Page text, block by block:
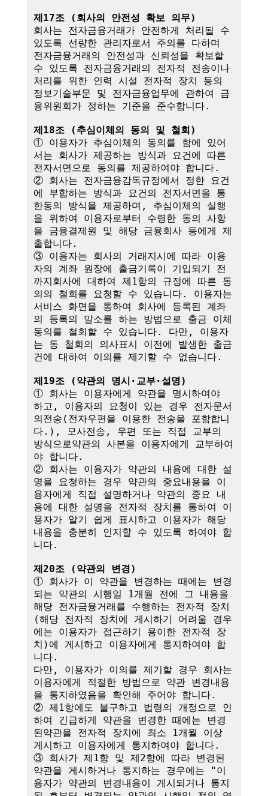
제17조 (회사의 안전성 확보 의무)
회사는 전자금융거래가 안전하게 처리될 수
있도록 선량한 관리자로서 주의를 다하며
전자금융거래의 안전성과 신뢰성을 확보할
수 있도록 전자금융거래의 전자적 전송이나
처리를 위한 인력 시설 전자적 장치 등의
정보기술부문 및 전자금융업무에 관하여 금
융위원회가 정하는 기준을 준수합니다.
제18조 (추심이체의 동의 및 철회)
① 이용자가 추심이체의 동의를 함에 있어
서는 회사가 제공하는 방식과 요건에 따른
전자서면으로 동의를 제공하여야 합니다.
② 회사는 전자금융감독규정에서 정한 요건
에 부합하는 방식과 요건의 전자서면을 통
한동의 방식을 제공하며, 추심이체의 실행
을 위하여 이용자로부터 수령한 동의 사항
을 금융결제원 및 해당 금융회사 등에게 제
출합니다.
③ 이용자는 회사의 거래지시에 따라 이용
자의 계좌 원장에 출금기록이 기입되기 전
까지회사에 대하여 제1항의 규정에 따른 동
의의 철회를 요청할 수 있습니다. 이용자는
서비스 화면을 통하여 회사에 등록된 계좌
의 등록의 말소를 하는 방법으로 출금 이체
동의를 철회할 수 있습니다. 다만, 이용자
는 동 철회의 의사표시 이전에 발생한 출금
건에 대하여 이의를 제기할 수 없습니다.
제19조 (약관의 명시·교부·설명)
① 회사는 이용자에게 약관을 명시하여야
하고, 이용자의 요청이 있는 경우 전자문서
의전송(전자우편을 이용한 전송을 포함합니
다.), 모사전송, 우편 또는 직접 교부의
방식으로약관의 사본을 이용자에게 교부하여
야 합니다.
② 회사는 이용자가 약관의 내용에 대한 설
명을 요청하는 경우 약관의 중요내용을 이
용자에게 직접 설명하거나 약관의 중요 내
용에 대한 설명을 전자적 장치를 통하여 이
용자가 알기 쉽게 표시하고 이용자가 해당
내용을 충분히 인지할 수 있도록 하여야 합
니다.
제20조 (약관의 변경)
① 회사가 이 약관을 변경하는 때에는 변경
되는 약관의 시행일 1개월 전에 그 내용을
해당 전자금융거래를 수행하는 전자적 장치
(해당 전자적 장치에 게시하기 어려울 경우
에는 이용자가 접근하기 용이한 전자적 장
치)에 게시하고 이용자에게 통지하여야 합
니다.
다만, 이용자가 이의를 제기할 경우 회사는
이용자에게 적절한 방법으로 약관 변경내용
을 통지하였음을 확인해 주어야 합니다.
② 제1항에도 불구하고 법령의 개정으로 인
하여 긴급하게 약관을 변경한 때에는 변경
된약관을 전자적 장치에 최소 1개월 이상
게시하고 이용자에게 통지하여야 합니다.
③ 회사가 제1항 및 제2항에 따라 변경된
약관을 게시하거나 통지하는 경우에는 "이
용자가 약관의 변경내용이 게시되거나 통지